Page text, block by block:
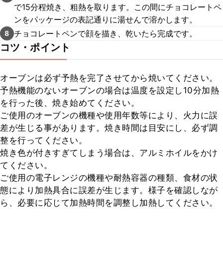
で15分程焼き、粗熱を取ります。この間にチョコレートペ
ンをパッケージの表記通りに湯せんで溶かします。
8 チョコレートペンで顔を描き、乾いたら完成です。
コツ・ポイント
オーブンは必ず予熱を完了させてから焼いてください。
予熱機能のないオーブンの場合は温度を設定し10分加熱
を行った後、焼き始めてください。
ご使用のオーブンの機種や使用年数等により、火力に誤
差が生じる事があります。焼き時間は目安にし、必ず調
整を行ってください。
焼き色が付きすぎてしまう場合は、アルミホイルをかけ
てください。
ご使用の電子レンジの機種や耐熱容器の種類、食材の状
態により加熱具合に誤差が生じます。様子を確認しなが
ら、必要に応じて加熱時間を調整し加熱してください。